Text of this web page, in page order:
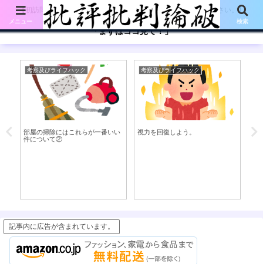
【初訪問の方は、下記の「まずはココ見て!」ボタンをご覧ください。】
「まずはココ見て！」
考察及びライフハック
部屋の掃除にはこれらが一番いい
件について②
考察及びライフハック
視力を回復しよう。
「
記事内に広告が含まれています。
メニュー 検索